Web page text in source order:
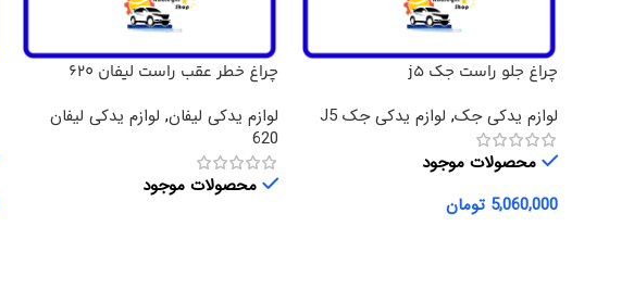
چراغ جلو راست جک j5
لوازم یدکی جک, لوازم یدکی جک J5
محصولات موجود
5,060,000 تومان
چراغ خطر عقب راست لیفان 620
لوازم یدکی لیفان, لوازم یدکی لیفان
620
محصولات موجود